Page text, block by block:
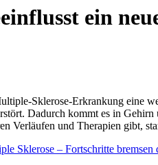
ein
Sklerose-Erkrankung eine
Dadurch kommt es in
Verläufen und Therapien gibt,
Sklerose – Fortschritte bremsen